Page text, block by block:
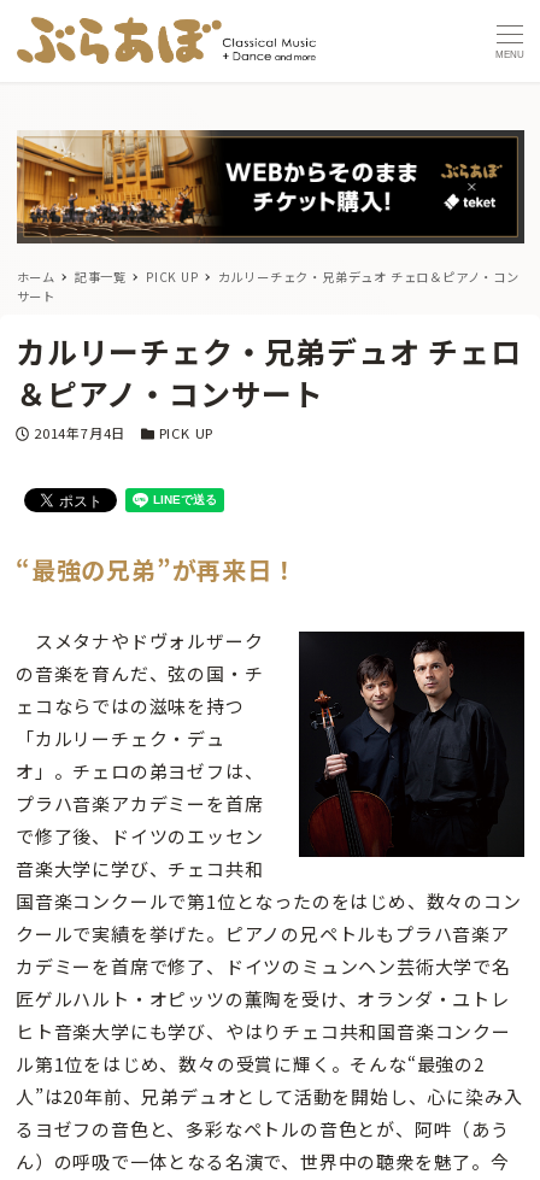
MENU
ホーム 記事一覧 PICK UP
カルリーチェク・兄弟デュオ チェロ＆ピアノ・コン
サート
カルリーチェク・兄弟デュオ チェロ
＆ピアノ・コンサート
投稿日
2014年7月4日 カテゴリー
PICK UP
“最強の兄弟”が再来日！
スメタナやドヴォルザーク
の音楽を育んだ、弦の国・チ
ェコならではの滋味を持つ
「カルリーチェク・デュ
オ」。チェロの弟ヨゼフは、
プラハ音楽アカデミーを首席
で修了後、ドイツのエッセン
音楽大学に学び、チェコ共和
国音楽コンクールで第1位となったのをはじめ、数々のコン
クールで実績を挙げた。ピアノの兄ペトルもプラハ音楽ア
カデミーを首席で修了、ドイツのミュンヘン芸術大学で名
匠ゲルハルト・オピッツの薫陶を受け、オランダ・ユトレ
ヒト音楽大学にも学び、やはりチェコ共和国音楽コンクー
ル第1位をはじめ、数々の受賞に輝く。そんな“最強の2
人”は20年前、兄弟デュオとして活動を開始し、心に染み入
るヨゼフの音色と、多彩なペトルの音色とが、阿吽（あう
ん）の呼吸で一体となる名演で、世界中の聴衆を魅了。今